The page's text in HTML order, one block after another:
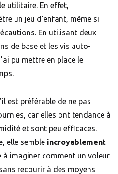
utilitaire. En effet,
un jeu d’enfant, même si
En utilisant deux
de base et les vis auto-
pu mettre en place le
est préférable de ne pas
car elles ont tendance à
et sont peu efficaces.
elle semble incroyablement
à imaginer comment un voleur
recourir à des moyens